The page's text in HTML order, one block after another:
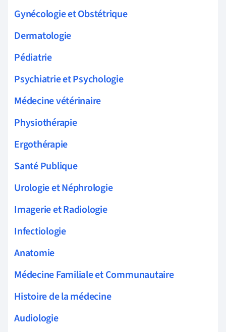
Gynécologie et Obstétrique
Dermatologie
Pédiatrie
Psychiatrie et Psychologie
Médecine vétérinaire
Physiothérapie
Ergothérapie
Santé Publique
Urologie et Néphrologie
Imagerie et Radiologie
Infectiologie
Anatomie
Médecine Familiale et Communautaire
Histoire de la médecine
Audiologie